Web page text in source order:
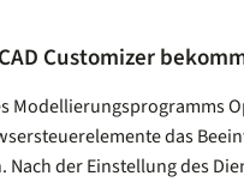
Customizer
Modellierungsprogramms
das
der Einstellung des